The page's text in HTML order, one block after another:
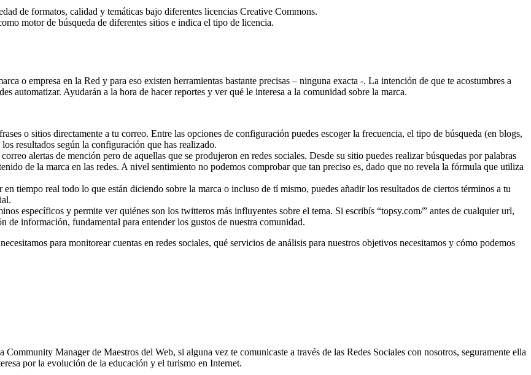
de formatos, calidad y temáticas bajo diferentes licencias Creative Commons.
motor de búsqueda de diferentes sitios e indica el tipo de licencia.
o empresa en la Red y para eso existen herramientas bastante precisas – ninguna exacta -. La intención de que te acostumbres a
automatizar. Ayudarán a la hora de hacer reportes y ver qué le interesa a la comunidad sobre la marca.
o sitios directamente a tu correo. Entre las opciones de configuración puedes escoger la frecuencia, el tipo de búsqueda (en blogs,
resultados según la configuración que has realizado.
alertas de mención pero de aquellas que se produjeron en redes sociales. Desde su sitio puedes realizar búsquedas por palabras
de la marca en las redes. A nivel sentimiento no podemos comprobar que tan preciso es, dado que no revela la fórmula que utiliza
tiempo real todo lo que están diciendo sobre la marca o incluso de tí mismo, puedes añadir los resultados de ciertos términos a tu
específicos y permite ver quiénes son los twitteros más influyentes sobre el tema. Si escribís “topsy.com/” antes de cualquier url,
información, fundamental para entender los gustos de nuestra comunidad.
para monitorear cuentas en redes sociales, qué servicios de análisis para nuestros objetivos necesitamos y cómo podemos
Manager de Maestros del Web, si alguna vez te comunicaste a través de las Redes Sociales con nosotros, seguramente ella
por la evolución de la educación y el turismo en Internet.